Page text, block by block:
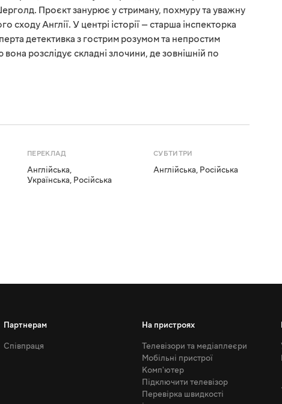
Проєкт занурює у стриману, похмуру та уважну
сходу Англії. У центрі історії — старша інспекторка
детективка з гострим розумом та непростим
розслідує складні злочини, де зовнішній по
ПЕРЕКЛАД
Англійська,
Українська, Російська
СУБТИТРИ
Англійська, Російська
Партнерам
Співпраця
На пристроях
Телевізори та медіаплеєри
Мобільні пристрої
Комп'ютер
Підключити телевізор
Перевірка швидкості